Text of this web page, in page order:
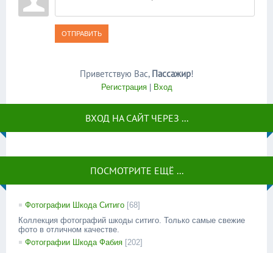
ОТПРАВИТЬ
Приветствую Вас, Пассажир!
Регистрация| Вход
ВХОД НА САЙТ ЧЕРЕЗ ...
ПОСМОТРИТЕ ЕЩЁ ...
Фотографии Шкода Ситиго [68]
Коллекция фотографий шкоды ситиго. Только самые свежие
фото в отличном качестве.
Фотографии Шкода Фабия [202]